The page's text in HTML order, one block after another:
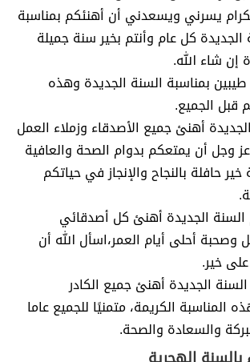
يسرني ويسعدني أن أهنئكم بمناسبة
الجديدة كل عام وأنتم بخير سنة جميلة
إن شاء الله.
بمناسبة السنة الجديدة وهذه
قبل الجميع.
أهنئ جميع الأصدقاء وزملاء العمل
وجل أن يمتعكم بدوام الصحة والعافية
حافلة بالنجاح والإنجاز في حياتكم
السنة الجديدة أهنئ كل أصدقائي
وصحبة أحلى أيام العمر،اسأل الله أن
خير.
الجديدة أهنئ جميع الكادر
المناسبة الكريمة، متمنيًا للجميع عاما
والسعادة والصحة.